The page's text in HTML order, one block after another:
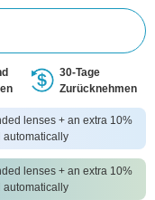
30-Tage
Zurücknehmen
lenses + an extra 10%
automatically
lenses + an extra 10%
automatically